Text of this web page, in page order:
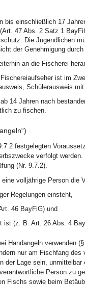
bis einschließlich 17
47 Abs. 2 Satz 1
Die Jugendlichen
der Genehmigung
an die Fischerei
ist im
Schülerausweis
14 Jahren nach
zu fischen.
festgelegten
verfolgt werden.
(Nr. 9.7.2).
volljährige Person die
Regelungen einsteht,
46 BayFiG) und
ist (z. B. Art. 26 Abs. 4
Handangeln verwenden
nur am Fischfang
der Lage sein,
Person zu
Fischs sowie beim